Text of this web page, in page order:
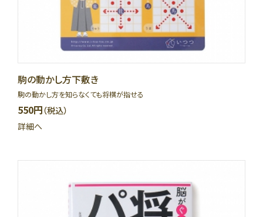
駒の動かし方下敷き
駒の動かし方を知らなくても将棋が指せる
550円（税込）
詳細へ